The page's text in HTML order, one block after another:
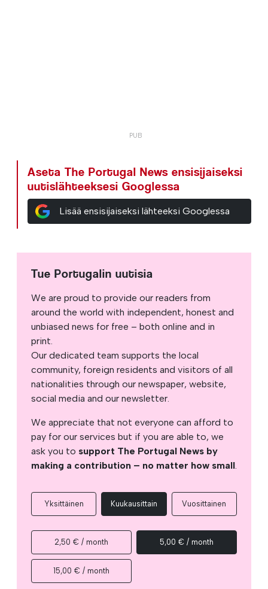
Aseta The Portugal News ensisijaiseksi
uutislähteeksesi Googlessa
Lisää ensisijaiseksi lähteeksi Googlessa
Tue Portugalin uutisia
We are proud to provide our readers from
around the world with independent, honest and
unbiased news for free – both online and in
print.
Our dedicated team supports the local
community, foreign residents and visitors of all
nationalities through our newspaper, website,
social media and our newsletter.
We appreciate that not everyone can afford to
pay for our services but if you are able to, we
ask you to support The Portugal News by
making a contribution – no matter how small.
Yksittäinen Kuukausittain Vuosittainen
2,50 € / month 5,00 € / month
15,00 € / month